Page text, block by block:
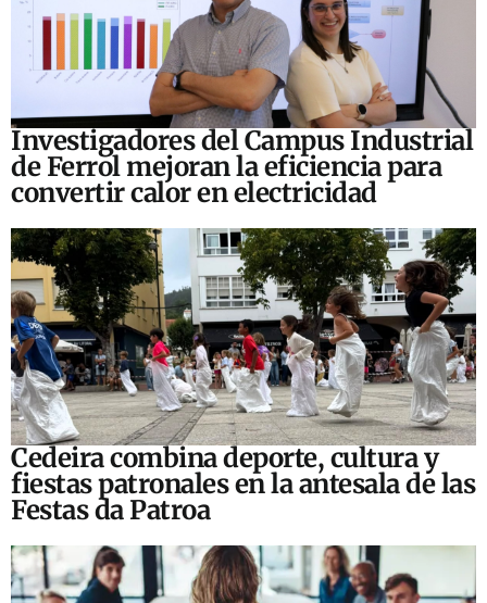
Investigadores del Campus Industrial
de Ferrol mejoran la eficiencia para
convertir calor en electricidad
Cedeira combina deporte, cultura y
fiestas patronales en la antesala de las
Festas da Patroa